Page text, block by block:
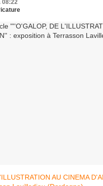
08:22